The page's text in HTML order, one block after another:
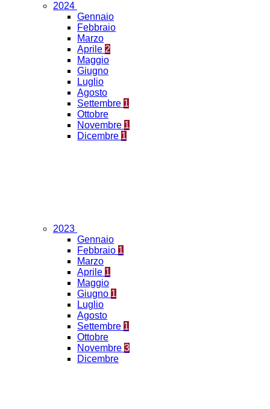
2024
Gennaio
Febbraio
Marzo
Aprile 2
Maggio
Giugno
Luglio
Agosto
Settembre 1
Ottobre
Novembre 1
Dicembre 1
2023
Gennaio
Febbraio 1
Marzo
Aprile 1
Maggio
Giugno 1
Luglio
Agosto
Settembre 1
Ottobre
Novembre 3
Dicembre